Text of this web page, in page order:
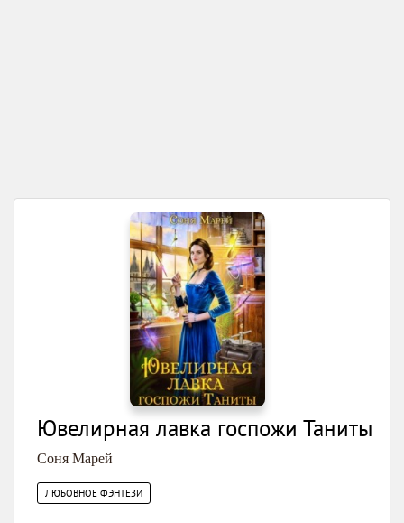
Ювелирная лавка госпожи Таниты
Соня Марей
ЛЮБОВНОЕ ФЭНТЕЗИ